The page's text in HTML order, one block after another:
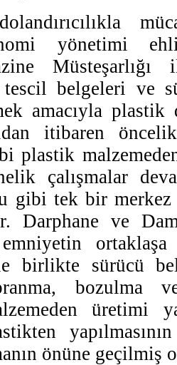
yönetimi
belgeleri ve
amacıyla plastik
itibaren
plastik
çalışmalar
gibi tek bir merkez
Darphane ve
birlikte sürücü
bozulma
üretimi
önüne geçilmiş